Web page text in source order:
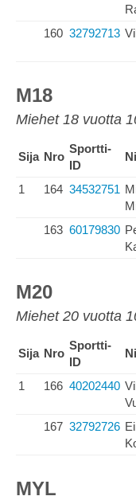
160 32792713
M18
Miehet 18 vuotta
Sija Nro
Sportti-
ID
1 164 34532751
163 60179830
M20
Miehet 20 vuotta
Sija Nro
Sportti-
ID
1 166 40202440
167 32792726
MYL